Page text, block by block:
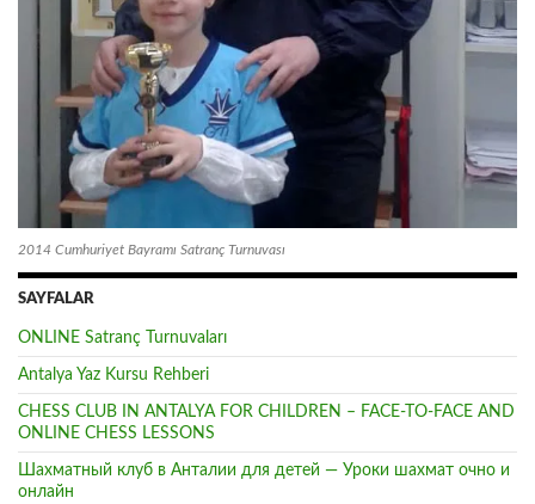
2014 Cumhuriyet Bayramı Satranç Turnuvası
SAYFALAR
ONLINE Satranç Turnuvaları
Antalya Yaz Kursu Rehberi
CHESS CLUB IN ANTALYA FOR CHILDREN – FACE-TO-FACE AND
ONLINE CHESS LESSONS
Шахматный клуб в Анталии для детей — Уроки шахмат очно и
онлайн